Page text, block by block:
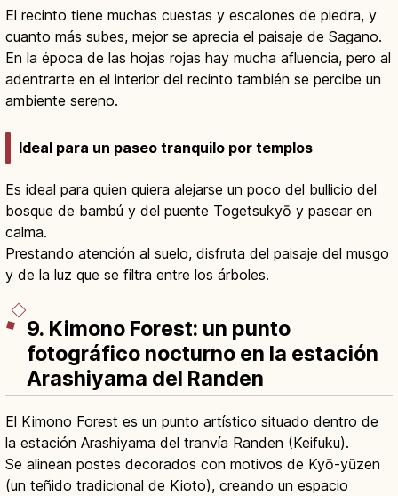
El recinto tiene muchas cuestas y escalones de piedra, y
cuanto más subes, mejor se aprecia el paisaje de Sagano.
En la época de las hojas rojas hay mucha afluencia, pero al
adentrarte en el interior del recinto también se percibe un
ambiente sereno.
Ideal para un paseo tranquilo por templos
Es ideal para quien quiera alejarse un poco del bullicio del
bosque de bambú y del puente Togetsukyō y pasear en
calma.
Prestando atención al suelo, disfruta del paisaje del musgo
y de la luz que se filtra entre los árboles.
9. Kimono Forest: un punto
fotográfico nocturno en la estación
Arashiyama del Randen
El Kimono Forest es un punto artístico situado dentro de
la estación Arashiyama del tranvía Randen (Keifuku).
Se alinean postes decorados con motivos de Kyō-yūzen
(un teñido tradicional de Kioto), creando un espacio